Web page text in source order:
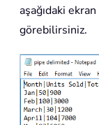
aşağıdaki
görebilirsiniz.